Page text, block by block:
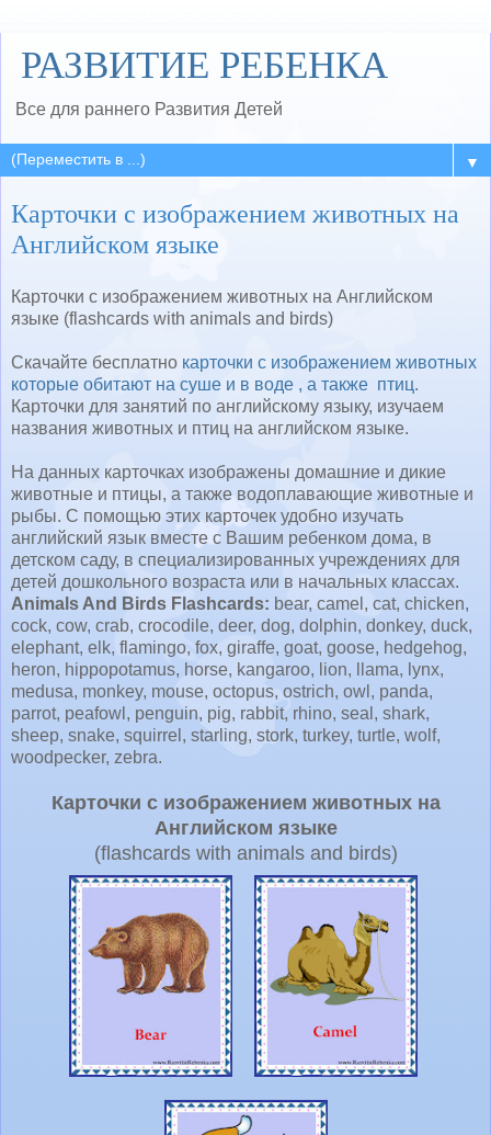
РАЗВИТИЕ РЕБЕНКА
Все для раннего Развития Детей
▼
Карточки с изображением животных на
Английском языке
Карточки с изображением животных на Английском
языке (flashcards with animals and birds)
Скачайте бесплатно карточки с изображением животных
которые обитают на суше и в воде , а также птиц.
Карточки для занятий по английскому языку, изучаем
названия животных и птиц на английском языке.
На данных карточках изображены домашние и дикие
животные и птицы, а также водоплавающие животные и
рыбы. С помощью этих карточек удобно изучать
английский язык вместе с Вашим ребенком дома, в
детском саду, в специализированных учреждениях для
детей дошкольного возраста или в начальных классах.
Animals And Birds Flashcards: bear, camel, cat, chicken,
cock, cow, crab, crocodile, deer, dog, dolphin, donkey, duck,
elephant, elk, flamingo, fox, giraffe, goat, goose, hedgehog,
heron, hippopotamus, horse, kangaroo, lion, llama, lynx,
medusa, monkey, mouse, octopus, ostrich, owl, panda,
parrot, peafowl, penguin, pig, rabbit, rhino, seal, shark,
sheep, snake, squirrel, starling, stork, turkey, turtle, wolf,
woodpecker, zebra.
Карточки с изображением животных на
Английском языке
(flashcards with animals and birds)